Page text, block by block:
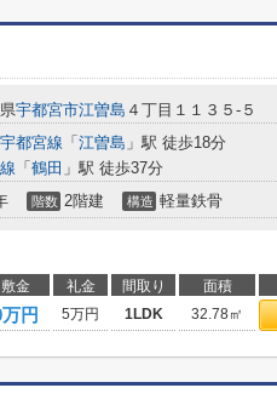
宇都宮市江曽島 ４丁目１１３５-５
都宮線 「 江曽島 」駅 徒歩18分
「 鶴田 」駅 徒歩37分
階数 2階建 構造 軽量鉄骨
敷金 礼金 間取り 面積
円 5万円 1LDK 32.78㎡